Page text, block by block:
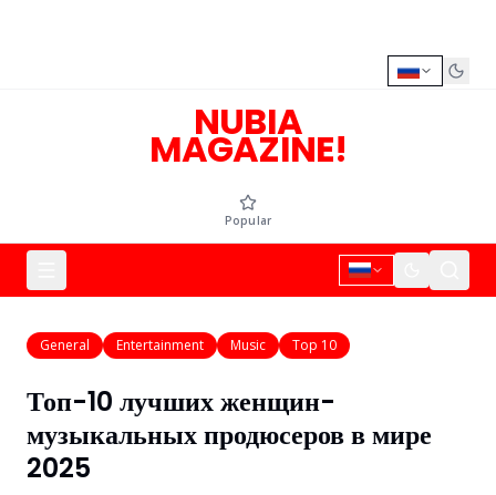
NUBIA
MAGAZINE!
Popular
General Entertainment Music Top 10
Топ-10 лучших женщин-
музыкальных продюсеров в мире
2025